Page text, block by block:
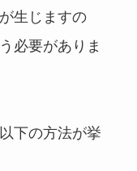
生じますの
必要がありま
下の方法が挙